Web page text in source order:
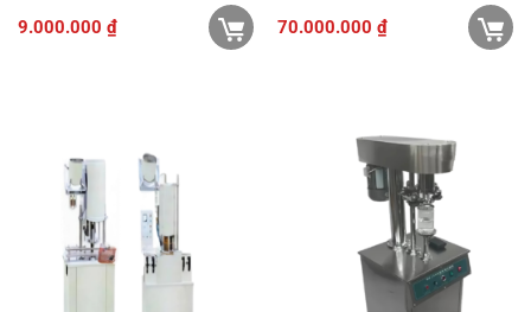
9.000.000 ₫ 70.000.000 ₫